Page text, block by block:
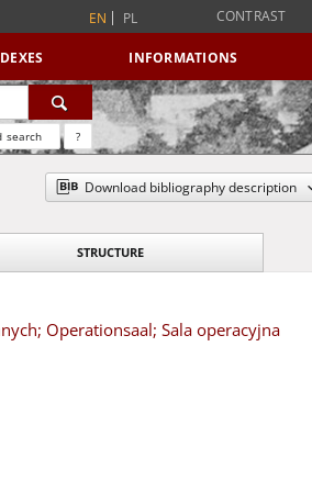
EN PL CONTRAST
INFORMATIONS
search ?
Download bibliography description
STRUCTURE
Operationsaal; Sala operacyjna